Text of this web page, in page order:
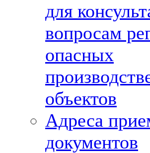
для
вопросам
опасных
объектов
Адреса
документов